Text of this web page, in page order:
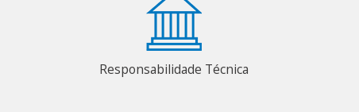
Responsabilidade Técnica